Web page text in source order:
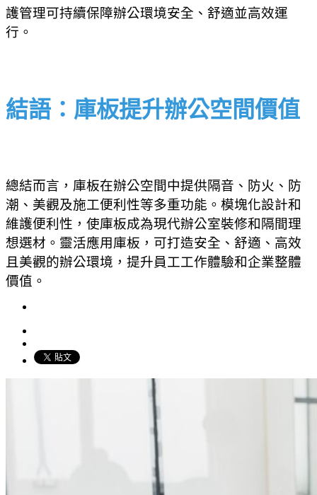
護管理可持續保障辦公環境安全、舒適並高效運
行。
結語：庫板提升辦公空間價值
總結而言，庫板在辦公空間中提供隔音、防火、防
潮、美觀及施工便利性等多重功能。模塊化設計和
維護便利性，使庫板成為現代辦公室裝修和隔間理
想選材。靈活應用庫板，可打造安全、舒適、高效
且美觀的辦公環境，提升員工工作體驗和企業整體
價值。